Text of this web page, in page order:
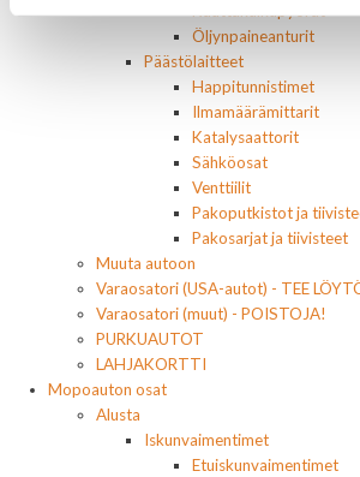
Kauttakulkupyörät
Öljynpaineanturit
Päästölaitteet
Happitunnistimet
Ilmamäärämittarit
Katalysaattorit
Sähköosat
Venttiilit
Pakoputkistot ja
Pakosarjat ja tiivisteet
Muuta autoon
Varaosatori (USA-autot) - TEE
Varaosatori (muut) - POISTOJA!
PURKUAUTOT
LAHJAKORTTI
Mopoauton osat
Alusta
Iskunvaimentimet
Etuiskunvaimentimet